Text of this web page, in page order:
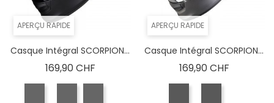
APERÇU RAPIDE
Casque Intégral SCORPION...
169,90 CHFPrix
APERÇU RAPIDE
Casque Intégral SCORPION...
169,90 CHFPrix